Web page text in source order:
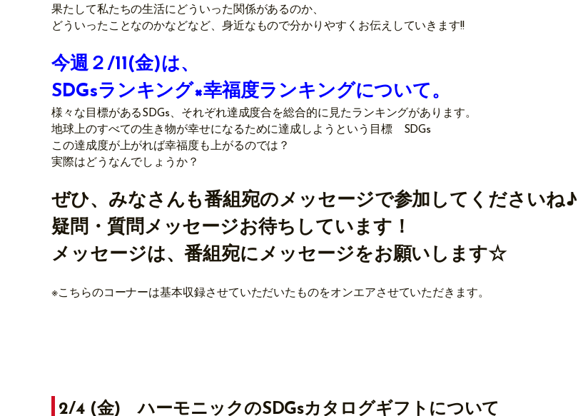
果たして私たちの生活にどういった関係があるのか、
どういったことなのかなどなど、身近なもので分かりやすくお伝えしていきます!!
今週２/11(金)は、
SDGsランキング×幸福度ランキングについて。
様々な目標があるSDGs、それぞれ達成度合を総合的に見たランキングがあります。
地球上のすべての生き物が幸せになるために達成しようという目標 SDGs
この達成度が上がれば幸福度も上がるのでは？
実際はどうなんでしょうか？
ぜひ、みなさんも番組宛のメッセージで参加してくださいね♪
疑問・質問メッセージお待ちしています！
メッセージは、番組宛にメッセージをお願いします☆
※こちらのコーナーは基本収録させていただいたものをオンエアさせていただきます。
2/4 (金) ハーモニックのSDGsカタログギフトについて